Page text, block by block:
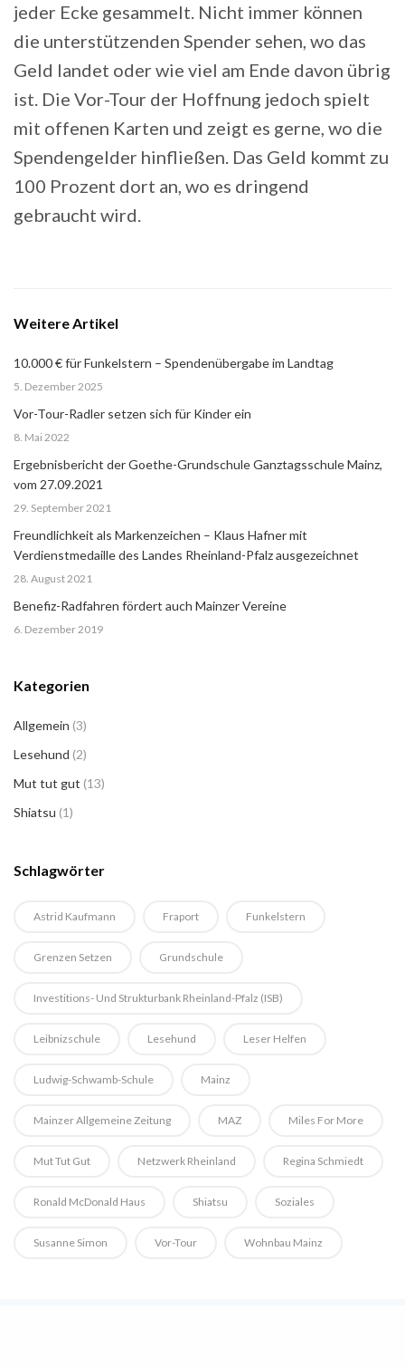
jeder Ecke gesammelt. Nicht immer können
die unterstützenden Spender sehen, wo das
Geld landet oder wie viel am Ende davon übrig
ist. Die Vor-Tour der Hoffnung jedoch spielt
mit offenen Karten und zeigt es gerne, wo die
Spendengelder hinfließen. Das Geld kommt zu
100 Prozent dort an, wo es dringend
gebraucht wird.
Weitere Artikel
10.000 € für Funkelstern – Spendenübergabe im Landtag
5. Dezember 2025
Vor-Tour-Radler setzen sich für Kinder ein
8. Mai 2022
Ergebnisbericht der Goethe-Grundschule Ganztagsschule Mainz,
vom 27.09.2021
29. September 2021
Freundlichkeit als Markenzeichen – Klaus Hafner mit
Verdienstmedaille des Landes Rheinland-Pfalz ausgezeichnet
28. August 2021
Benefiz-Radfahren fördert auch Mainzer Vereine
6. Dezember 2019
Kategorien
Allgemein (3)
Lesehund (2)
Mut tut gut (13)
Shiatsu (1)
Schlagwörter
Astrid Kaufmann Fraport Funkelstern
Grenzen Setzen Grundschule
Investitions- Und Strukturbank Rheinland-Pfalz (ISB)
Leibnizschule Lesehund Leser Helfen
Ludwig-Schwamb-Schule Mainz
Mainzer Allgemeine Zeitung MAZ Miles For More
Mut Tut Gut Netzwerk Rheinland Regina Schmiedt
Ronald McDonald Haus Shiatsu Soziales
Susanne Simon Vor-Tour Wohnbau Mainz